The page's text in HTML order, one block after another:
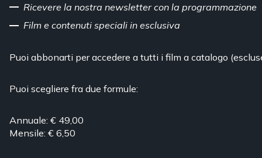
Ricevere la nostra newsletter con la programmazione
Film e contenuti speciali in esclusiva
Puoi abbonarti per accedere a tutti i film a catalogo
Puoi scegliere fra due formule:
Annuale: € 49,00
Mensile: € 6,50